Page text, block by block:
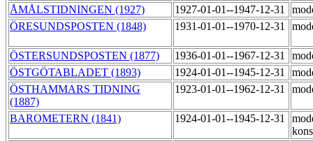
ÅMÅLSTIDNINGEN (1927)
1927-01-01--1947-12-31
ÖRESUNDSPOSTEN (1848)
1931-01-01--1970-12-31
ÖSTERSUNDSPOSTEN (1877) 1936-01-01--1967-12-31
ÖSTGÖTABLADET (1893)
1924-01-01--1945-12-31
ÖSTHAMMARS TIDNING
(1887)
1923-01-01--1962-12-31
BAROMETERN (1841) 1924-01-01--1945-12-31